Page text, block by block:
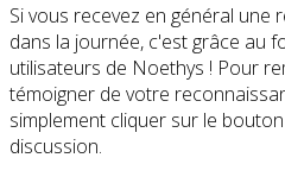
Si vous recevez en général une
dans la journée, c'est grâce au
utilisateurs de Noethys ! Pour
témoigner de votre
simplement cliquer sur le
discussion.